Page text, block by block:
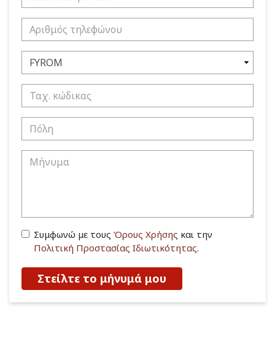
Συμφωνώ με τους Όρους Χρήσης και την
Πολιτική Προστασίας Ιδιωτικότητας.
Στείλτε το μήνυμά μου